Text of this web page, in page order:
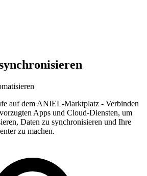
auf dem ANIEL-Marktplatz - Verbinden
Apps und Cloud-Diensten, um
Daten zu synchronisieren und Ihre
zu machen.